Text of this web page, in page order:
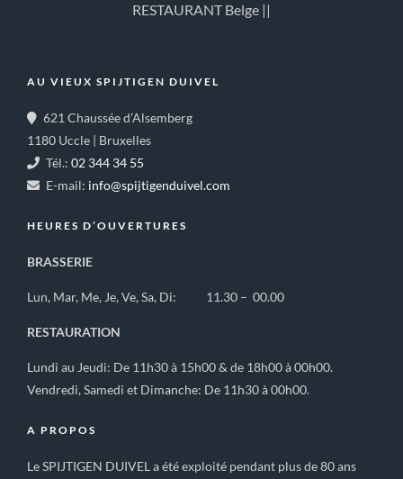
RESTAURANT Belge ||
AU VIEUX SPIJTIGEN DUIVEL
621 Chaussée d’Alsemberg
1180 Uccle | Bruxelles
Tél.: 02 344 34 55
E-mail: info@spijtigenduivel.com
HEURES D’OUVERTURES
BRASSERIE
Lun, Mar, Me, Je, Ve, Sa, Di: 11.30 – 00.00
RESTAURATION
Lundi au Jeudi: De 11h30 à 15h00 & de 18h00 à 00h00.
Vendredi, Samedi et Dimanche: De 11h30 à 00h00.
A PROPOS
Le SPIJTIGEN DUIVEL a été exploité pendant plus de 80 ans